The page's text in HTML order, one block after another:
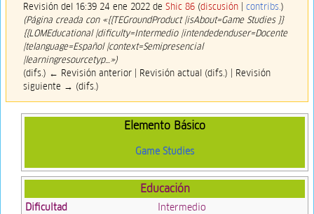
Revisión del 16:39 24 ene 2022 de Shic 86 (discusión| contribs.)
(Página creada con «{{TEGroundProduct |isAbout=Game Studies }}
{{LOMEducational |dificulty=Intermedio |intendedenduser=Docente
|telanguage=Español |context=Semipresencial
|learningresourcetyp…»)
(difs.) ← Revisión anterior | Revisión actual (difs.) | Revisión
siguiente → (difs.)
Elemento Básico
Game Studies
Educación
Dificultad
Intermedio